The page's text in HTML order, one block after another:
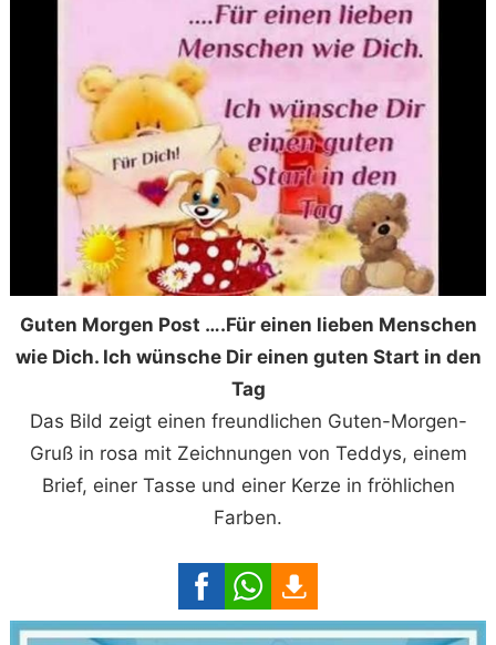
Guten Morgen Post ….Für einen lieben Menschen
wie Dich. Ich wünsche Dir einen guten Start in den
Tag
Das Bild zeigt einen freundlichen Guten-Morgen-
Gruß in rosa mit Zeichnungen von Teddys, einem
Brief, einer Tasse und einer Kerze in fröhlichen
Farben.